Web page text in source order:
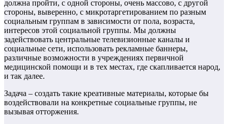
должна пройти, с одной стороны, очень массово, с другой
стороны, выверенно, с микротаргетированием по разным
социальным группам в зависимости от пола, возраста,
интересов этой социальной группы. Мы должны
задействовать центральные телевизионные каналы и
социальные сети, использовать рекламные баннеры,
различные возможности в учреждениях первичной
медицинской помощи и в тех местах, где скапливается народ,
и так далее.
Задача – создать такие креативные материалы, которые бы
воздействовали на конкретные социальные группы, не
вызывая отторжения.